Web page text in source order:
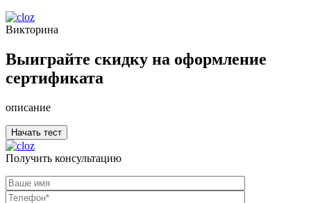
Викторина
Выиграйте скидку на оформление
сертификата
описание
Получить консультацию